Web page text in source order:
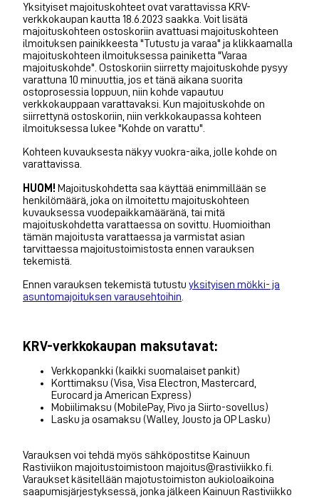
Yksityiset majoituskohteet ovat varattavissa KRV-
verkkokaupan kautta 18.6.2023 saakka. Voit lisätä
majoituskohteen ostoskoriin avattuasi majoituskohteen
ilmoituksen painikkeesta "Tutustu ja varaa" ja klikkaamalla
majoituskohteen ilmoituksessa painiketta "Varaa
majoituskohde". Ostoskoriin siirretty majoituskohde pysyy
varattuna 10 minuuttia, jos et tänä aikana suorita
ostoprosessia loppuun, niin kohde vapautuu
verkkokauppaan varattavaksi. Kun majoituskohde on
siirrettynä ostoskoriin, niin verkkokaupassa kohteen
ilmoituksessa lukee "Kohde on varattu".
Kohteen kuvauksesta näkyy vuokra-aika, jolle kohde on
varattavissa.
HUOM! Majoituskohdetta saa käyttää enimmillään se
henkilömäärä, joka on ilmoitettu majoituskohteen
kuvauksessa vuodepaikkamääränä, tai mitä
majoituskohdetta varattaessa on sovittu. Huomioithan
tämän majoitusta varattaessa ja varmistat asian
tarvittaessa majoitustoimistosta ennen varauksen
tekemistä.
Ennen varauksen tekemistä tutustu yksityisen mökki- ja
asuntomajoituksen varausehtoihin
KRV-verkkokaupan maksutavat:
Verkkopankki (kaikki suomalaiset pankit)
Korttimaksu (Visa, Visa Electron, Mastercard,
Eurocard ja American Express)
Mobiilimaksu (MobilePay, Pivo ja Siirto-sovellus)
Lasku ja osamaksu (Walley, Jousto ja OP Lasku)
Varauksen voi tehdä myös sähköpostitse Kainuun
Rastiviikon majoitustoimistoon majoitus@rastiviikko.fi.
Varaukset käsitellään majotustoimiston aukioloaikoina
saapumisjärjestyksessä, jonka jälkeen Kainuun Rastiviikko